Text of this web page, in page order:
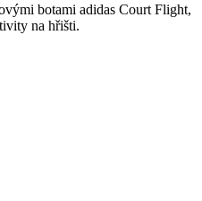
botami adidas Court Flight,
na hřišti.